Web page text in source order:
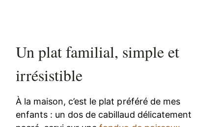
Un plat familial, simple et
irrésistible
À la maison, c’est le plat préféré de mes
enfants : un dos de cabillaud délicatement